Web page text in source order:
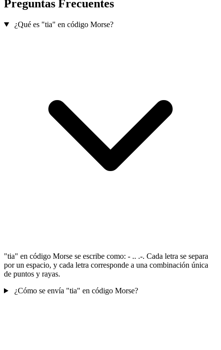
Preguntas Frecuentes
¿Qué es "tia" en código Morse?
"tia" en código Morse se escribe como: - .. .-. Cada letra se separa
por un espacio, y cada letra corresponde a una combinación única
de puntos y rayas.
¿Cómo se envía "tia" en código Morse?